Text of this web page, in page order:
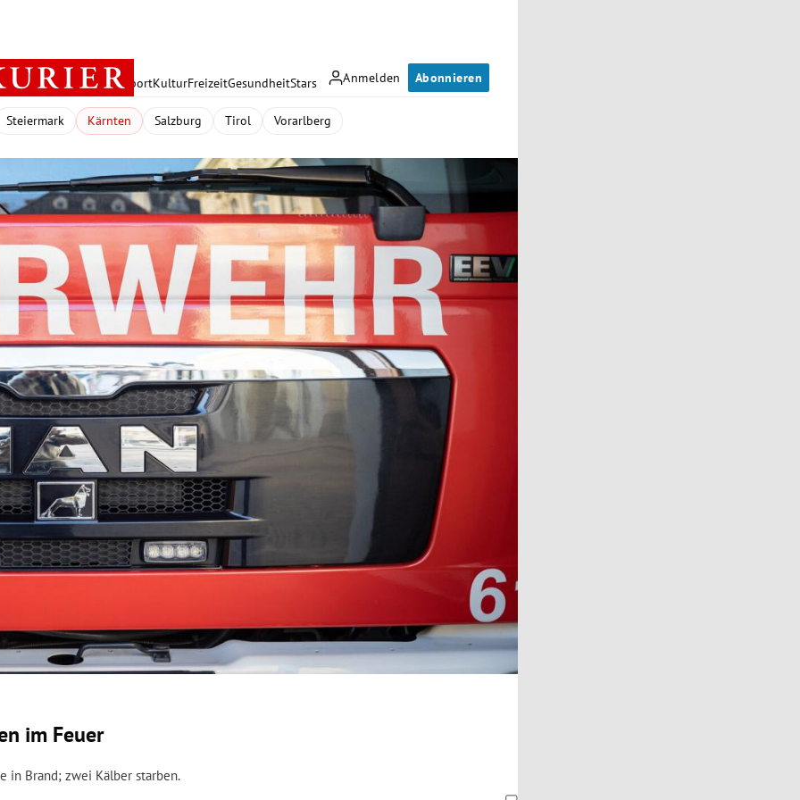
Anmelden Abonnieren
PolitikWirtschaft SportKulturFreizeitGesundheitStars
Steiermark Kärnten Salzburg Tirol Vorarlberg
im Feuer
in Brand; zwei Kälber starben.